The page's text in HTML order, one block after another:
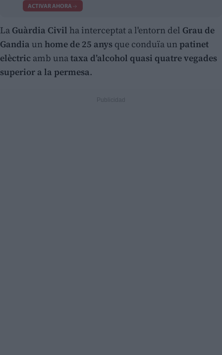
ACTIVAR AHORA
La Guàrdia Civil ha interceptat a l'entorn del Grau de
Gandia unhome de 25 anys que conduïa unpatinet
elèctric amb unataxa d’alcohol quasi quatre vegades
superior a la permesa.